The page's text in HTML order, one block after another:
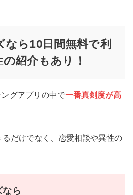
なら10日間無料で利
紹介もあり！
グアプリの中で一番真剣度が高
だけでなく、恋愛相談や異性の
なら